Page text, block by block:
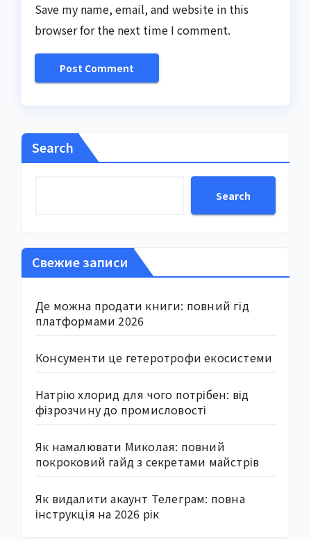
Save my name, email, and website in this
browser for the next time I comment.
Search
Search
Свежие записи
Де можна продати книги: повний гід
платформами 2026
Консументи це гетеротрофи екосистеми
Натрію хлорид для чого потрібен: від
фізрозчину до промисловості
Як намалювати Миколая: повний
покроковий гайд з секретами майстрів
Як видалити акаунт Телеграм: повна
інструкція на 2026 рік